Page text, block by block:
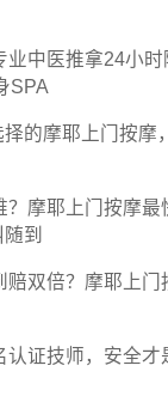
业中医推拿24小
SPA
的摩耶上门按摩
？摩耶上门按摩最
到
赔双倍？摩耶上
认证技师，安全才